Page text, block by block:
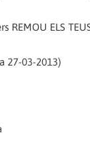
REMOU ELS
27-03-2013)